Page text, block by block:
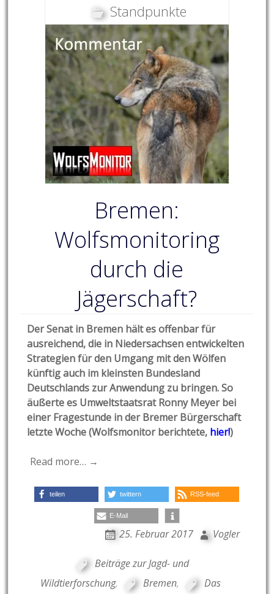
Standpunkte
Bremen:
Wolfsmonitoring
durch die
Jägerschaft?
Der Senat in Bremen hält es offenbar für
ausreichend, die in Niedersachsen entwickelten
Strategien für den Umgang mit den Wölfen
künftig auch im kleinsten Bundesland
Deutschlands zur Anwendung zu bringen. So
äußerte es Umweltstaatsrat Ronny Meyer bei
einer Fragestunde in der Bremer Bürgerschaft
letzte Woche (Wolfsmonitor berichtete, hier!)
Read more… →
teilen twittern RSS-feed
E-Mail
25. Februar 2017 Vogler
Beiträge zur Jagd- und
Wildtierforschung, Bremen,
Das